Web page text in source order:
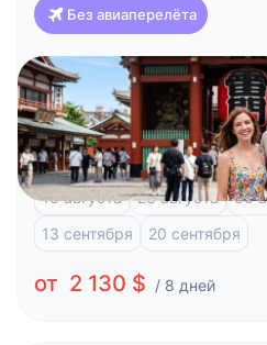
Без авиаперелёта
Япония
Токио, 8 дней и отдых на
Токио Фудзи-Кавагучико
16 августа 23 августа 30
13 сентября
20 сентября
от 2 130 $ / 8 дней